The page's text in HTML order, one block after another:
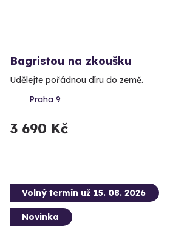
Bagristou na zkoušku
Udělejte pořádnou díru do země.
Praha 9
3 690 Kč
Volný termín už 15. 08. 2026
Novinka